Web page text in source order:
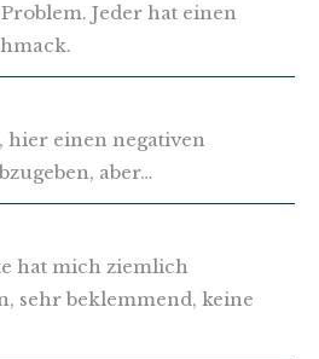
Jeder hat einen
hier einen negativen
aber…
hat mich ziemlich
sehr beklemmend, keine